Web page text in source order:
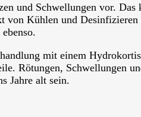
und Schwellungen vor. Das
Kühlen und
mit einem
Rötungen, Schwellungen
Jahre alt sein.